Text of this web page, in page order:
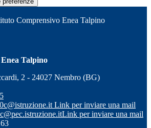
Comprensivo Enea Talpino
Talpino
2 - 24027 Nembro (BG)
Link per inviare una mail
Link per inviare una mail